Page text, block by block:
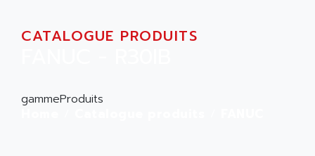
CATALOGUE PRODUITS
gammeProduits